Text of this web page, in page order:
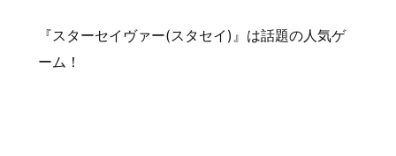
『スターセイヴァー(スタセイ)』は話題の人気ゲ
ーム！